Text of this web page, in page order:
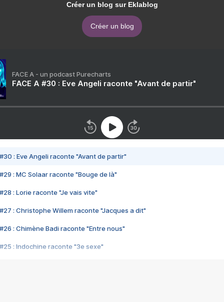
Créer un blog sur Eklablog
Créer un blog
FACE A - un podcast Purecharts
FACE A #30 : Eve Angeli raconte "Avant de partir"
#30 : Eve Angeli raconte "Avant de partir"
#29 : MC Solaar raconte "Bouge de là"
#28 : Lorie raconte "Je vais vite"
#27 : Christophe Willem raconte "Jacques a dit"
#26 : Chimène Badi raconte "Entre nous"
#25 : Indochine raconte "3e sexe"